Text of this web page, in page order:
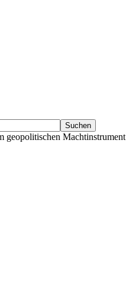
geopolitischen Machtinstrument